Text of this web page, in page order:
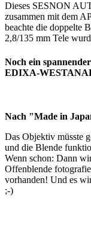
Dieses SESNON
zusammen mit dem
beachte die doppelte
2,8/135 mm Tele
Noch ein
EDIXA-
Nach "Made in
Das Objektiv müsste
und die Blende
Wenn schon: Dann
Offenblende
vorhanden! Und es
;-)